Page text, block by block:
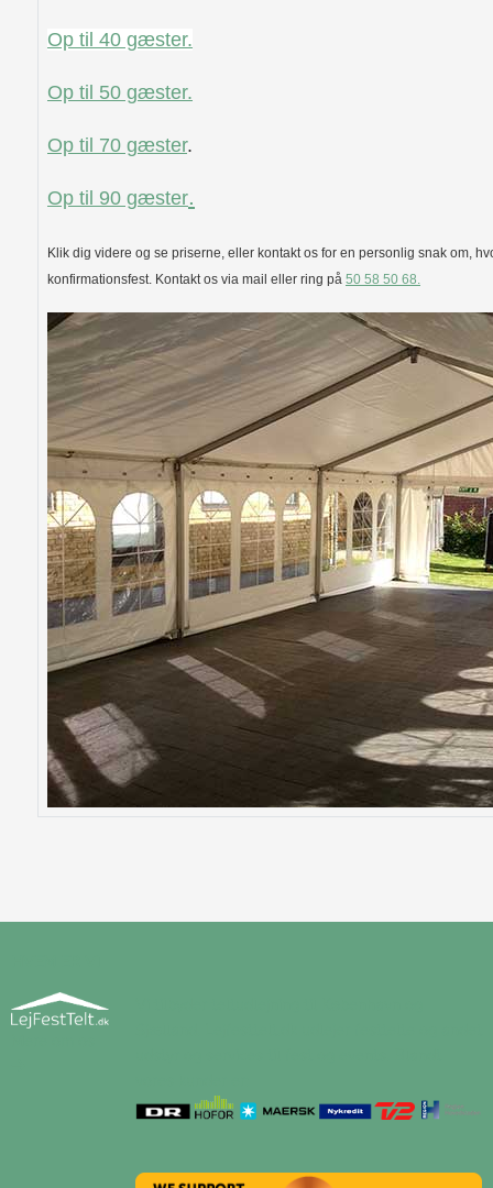
Op til 40 gæster.
Op til 50 gæster.
Op til 70 gæster.
Op til 90 gæster.
Klik dig videre og se priserne, eller kontakt os for en personlig snak om,
konfirmationsfest. Kontakt os via mail eller ring på 50 58 50 68.